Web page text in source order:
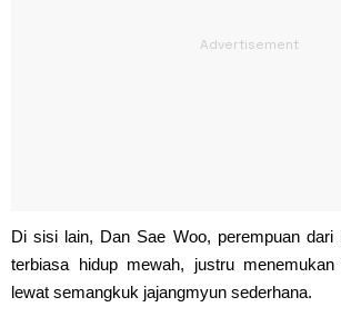
Di sisi lain, Dan Sae Woo, perempuan dari
terbiasa hidup mewah, justru
lewat semangkuk jajangmyun sederhana.